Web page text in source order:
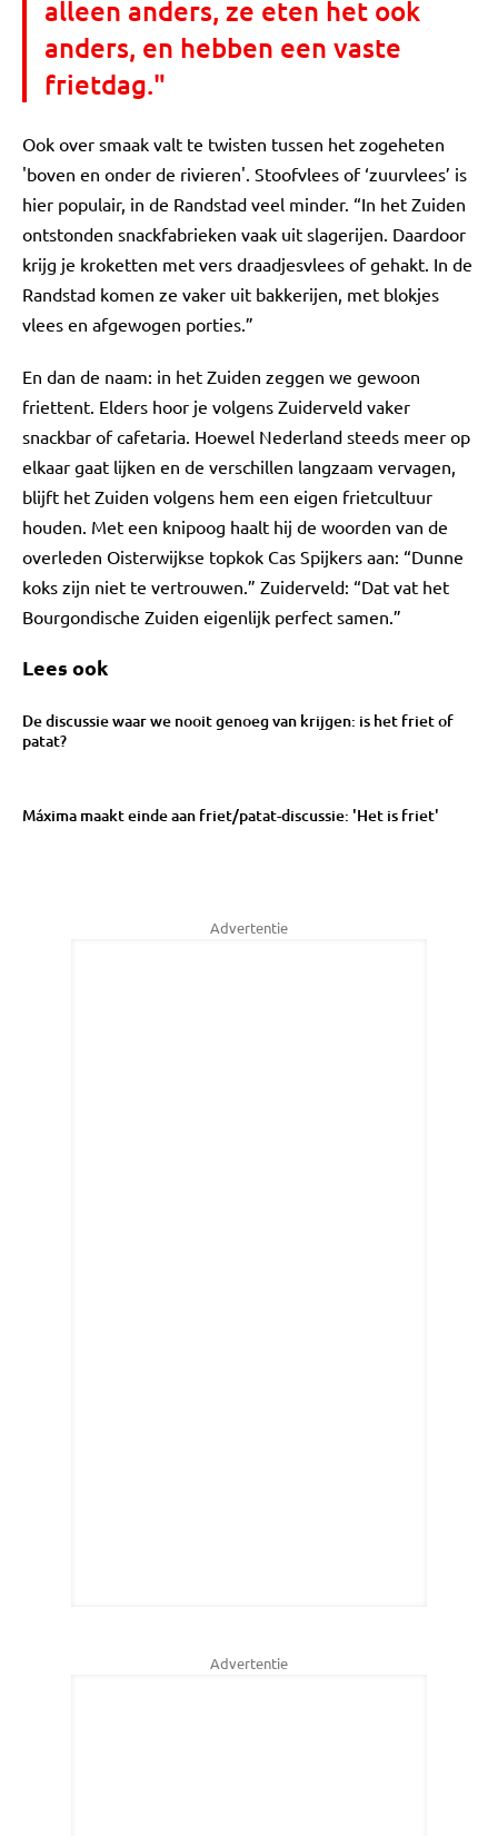
alleen anders, ze eten het ook
anders, en hebben een vaste
frietdag."
Ook over smaak valt te twisten tussen het zogeheten
'boven en onder de rivieren'. Stoofvlees of ‘zuurvlees’ is
hier populair, in de Randstad veel minder. “In het Zuiden
ontstonden snackfabrieken vaak uit slagerijen. Daardoor
krijg je kroketten met vers draadjesvlees of gehakt. In de
Randstad komen ze vaker uit bakkerijen, met blokjes
vlees en afgewogen porties.”
En dan de naam: in het Zuiden zeggen we gewoon
friettent. Elders hoor je volgens Zuiderveld vaker
snackbar of cafetaria. Hoewel Nederland steeds meer op
elkaar gaat lijken en de verschillen langzaam vervagen,
blijft het Zuiden volgens hem een eigen frietcultuur
houden. Met een knipoog haalt hij de woorden van de
overleden Oisterwijkse topkok Cas Spijkers aan: “Dunne
koks zijn niet te vertrouwen.” Zuiderveld: “Dat vat het
Bourgondische Zuiden eigenlijk perfect samen.”
Lees ook
De discussie waar we nooit genoeg van krijgen: is het friet of
patat?
Máxima maakt einde aan friet/patat-discussie: 'Het is friet'
Advertentie
Advertentie